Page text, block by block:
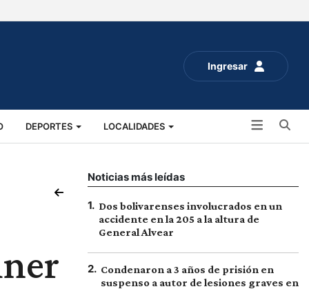
Ingresar
DEPORTES LOCALIDADES
Noticias más leídas
1. Dos bolivarenses involucrados en un
accidente en la 205 a la altura de
General Alvear
2. Condenaron a 3 años de prisión en
suspenso a autor de lesiones graves en